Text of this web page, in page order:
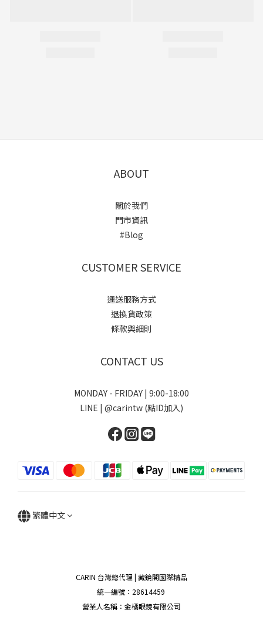
ABOUT
關於我們
門市資訊
#Blog
CUSTOMER SERVICE
運送服務方式
退換貨政策
條款與細則
CONTACT US
MONDAY - FRIDAY | 9:00-18:00
LINE | @carintw (點ID加入)
繁體中文
CARIN 台灣總代理 | 藏鏡閣國際精品
統一編號：28614459
營業人名稱：金橘眼鏡有限公司